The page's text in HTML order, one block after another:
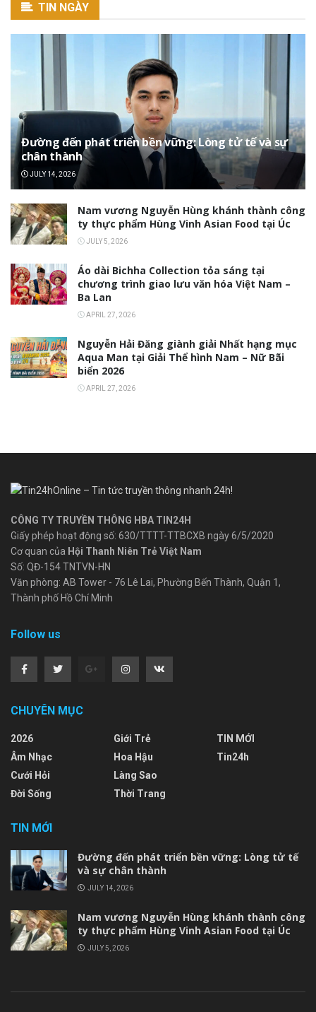
TIN NGÀY
Đường đến phát triển bền vững: Lòng tử tế và sự
chân thành
JULY 14, 2026
Nam vương Nguyễn Hùng khánh thành công
ty thực phẩm Hùng Vinh Asian Food tại Úc
JULY 5, 2026
Áo dài Bichha Collection tỏa sáng tại
chương trình giao lưu văn hóa Việt Nam –
Ba Lan
APRIL 27, 2026
Nguyễn Hải Đăng giành giải Nhất hạng mục
Aqua Man tại Giải Thể hình Nam – Nữ Bãi
biển 2026
APRIL 27, 2026
CÔNG TY TRUYỀN THÔNG HBA TIN24H
Giấy phép hoạt động số: 630/TTTT-TTBCXB ngày 6/5/2020
Cơ quan của Hội Thanh Niên Trẻ Việt Nam
Số: QĐ-154 TNTVN-HN
Văn phòng: AB Tower - 76 Lê Lai, Phường Bến Thành, Quận 1,
Thành phố Hồ Chí Minh
Follow us
CHUYÊN MỤC
2026
Âm Nhạc
Cưới Hỏi
Đời Sống
Giới Trẻ
Hoa Hậu
Làng Sao
Thời Trang
TIN MỚI
Tin24h
TIN MỚI
Đường đến phát triển bền vững: Lòng tử tế
và sự chân thành
JULY 14, 2026
Nam vương Nguyễn Hùng khánh thành công
ty thực phẩm Hùng Vinh Asian Food tại Úc
JULY 5, 2026